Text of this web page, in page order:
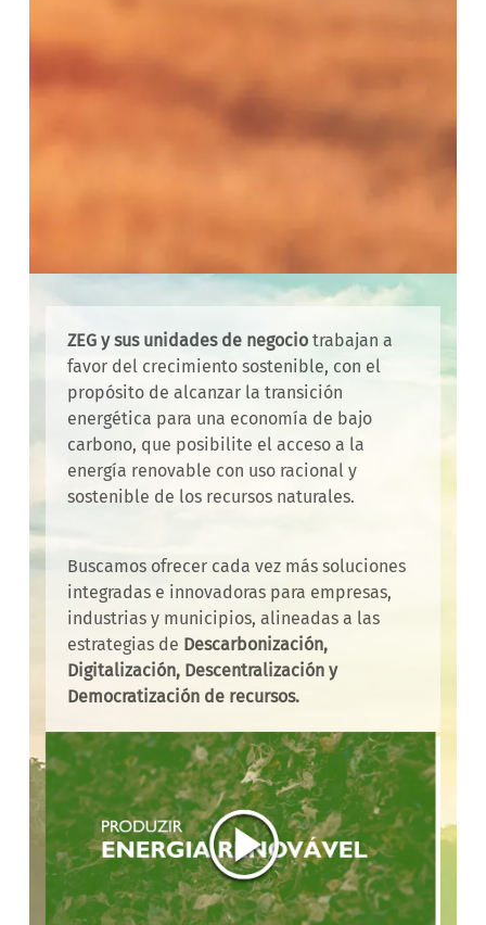
ZEG y sus unidades de negociotrabajan a
favor del crecimiento sostenible, con el
propósito de alcanzar la transición
energética para una economía de bajo
carbono, que posibilite el acceso a la
energía renovable con uso racional y
sostenible de los recursos naturales.
Buscamos ofrecer cada vez más soluciones
integradas e innovadoras para empresas,
industrias y municipios, alineadas a las
estrategias de Descarbonización,
Digitalización, Descentralización y
Democratización de recursos.